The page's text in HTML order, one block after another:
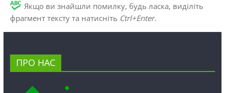
Якщо ви знайшли помилку, будь ласка, виділіть
фрагмент тексту та натисніть Ctrl+Enter.
ПРО НАС